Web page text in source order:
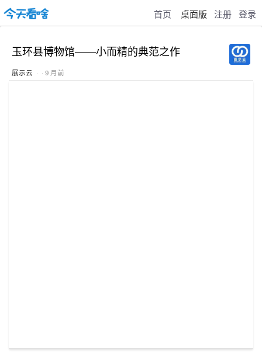
首页 桌面版 注册 登录
玉环县博物馆——小而精的典范之作
展示云 · · 9 月前